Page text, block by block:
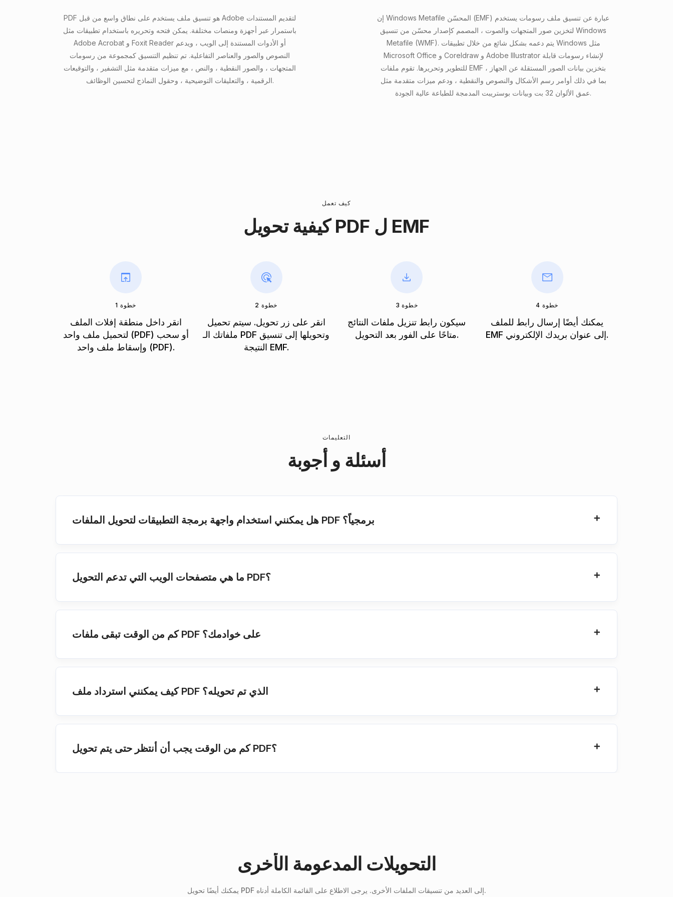
PDF هو تنسيق ملف يستخدم على نطاق واسع من قبل Adobe لتقديم المستندات
باستمرار عبر أجهزة ومنصات مختلفة. يمكن فتحه وتحريره باستخدام تطبيقات مثل
Adobe Acrobat و Foxit Reader أو الأدوات المستندة إلى الويب ، ويدعم
النصوص والصور والعناصر التفاعلية. تم تنظيم التنسيق كمجموعة من رسومات
المتجهات ، والصور النقطية ، والنص ، مع ميزات متقدمة مثل التشفير ، والتوقيعات
الرقمية ، والتعليقات التوضيحية ، وحقول النماذج لتحسين الوظائف.
إن Windows Metafile المحسّن (EMF) عبارة عن تنسيق ملف رسومات يستخدم
لتخزين صور المتجهات والصوت ، المصمم كإصدار محسّن من تنسيق Windows
Metafile (WMF). يتم دعمه بشكل شائع من خلال تطبيقات Windows مثل
Microsoft Office و Coreldraw و Adobe Illustrator لإنشاء رسومات قابلة
للتطوير وتحريرها. تقوم ملفات EMF بتخزين بيانات الصور المستقلة عن الجهاز ،
بما في ذلك أوامر رسم الأشكال والنصوص والنقطية ، ودعم ميزات متقدمة مثل
عمق الألوان 32 بت وبيانات بوستريبت المدمجة للطباعة عالية الجودة.
كيف تعمل
كيفية تحويل PDF ل EMF
خطوة 1
انقر داخل منطقة إفلات الملف
لتحميل ملف واحد (PDF) أو سحب
وإسقاط ملف واحد (PDF).
خطوة 2
انقر على زر تحويل. سيتم تحميل
ملفاتك الـ PDF وتحويلها إلى تنسيق
النتيجة EMF.
خطوة 3
سيكون رابط تنزيل ملفات النتائج
متاحًا على الفور بعد التحويل.
خطوة 4
يمكنك أيضًا إرسال رابط للملف
EMF إلى عنوان بريدك الإلكتروني.
التعليمات
أسئلة و أجوبة
هل يمكنني استخدام واجهة برمجة التطبيقات لتحويل الملفات PDF برمجياً؟
ما هي متصفحات الويب التي تدعم التحويل PDF؟
كم من الوقت تبقى ملفات PDF على خوادمك؟
كيف يمكنني استرداد ملف PDF الذي تم تحويله؟
كم من الوقت يجب أن أنتظر حتى يتم تحويل PDF؟
التحويلات المدعومة الأخرى
يمكنك أيضًا تحويل PDF إلى العديد من تنسيقات الملفات الأخرى. يرجى الاطلاع على القائمة الكاملة أدناه.